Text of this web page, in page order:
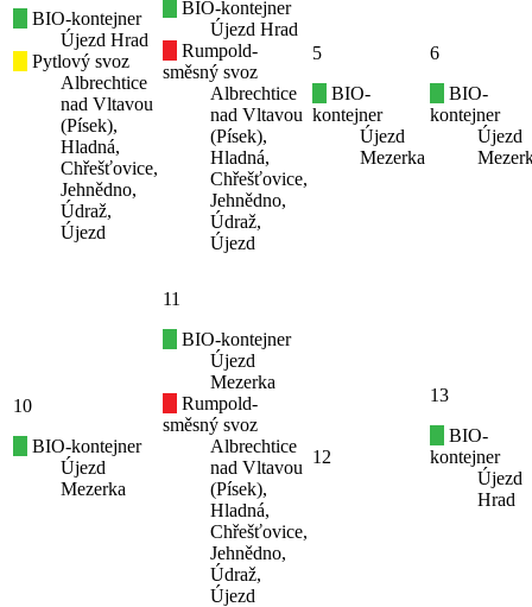
BIO-kontejner
Újezd Hrad
Pytlový svoz
Albrechtice
nad Vltavou
(Písek),
Hladná,
Chřešťovice,
Jehnědno,
Údraž,
Újezd
BIO-kontejner
Újezd Hrad
Rumpold-
směsný svoz
Albrechtice
nad Vltavou
(Písek),
Hladná,
Chřešťovice,
Jehnědno,
Údraž,
Újezd
5
BIO-
kontejner
Újezd
Mezerka
6
BIO-
kontejner
Újezd
10
BIO-kontejner
Újezd
Mezerka
11
BIO-kontejner
Újezd
Mezerka
Rumpold-
směsný svoz
Albrechtice
nad Vltavou
(Písek),
Hladná,
Chřešťovice,
Jehnědno,
Údraž,
Újezd
12
13
BIO-
kontejner
Újezd
Hrad